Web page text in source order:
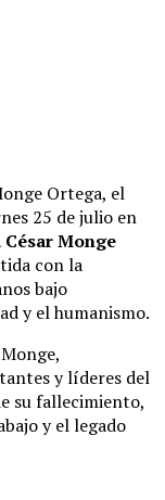
Ortega, el
25 de julio en
Monge
con la
bajo
y el humanismo.
y líderes del
su fallecimiento,
y el legado